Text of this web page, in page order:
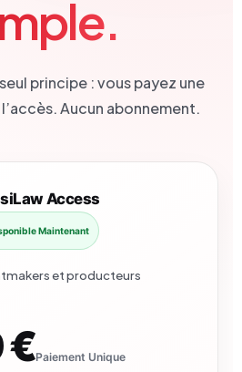
principe : vous payez une
Aucun abonnement.
Access
Maintenant
et producteurs
€Paiement Unique